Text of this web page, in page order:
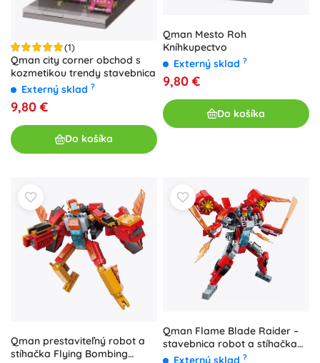
(1)
Qman city corner obchod s
kozmetikou trendy stavebnica
Externý sklad ?
9,80 €
Do košíka
Qman Mesto Roh
Kníhkupectvo
Externý sklad ?
9,80 €
Do košíka
Qman prestaviteľný robot a
stíhačka Flying Bombing
Qman Flame Blade Raider –
stavebnica robot a stíhačka
2v1Externý sklad ?